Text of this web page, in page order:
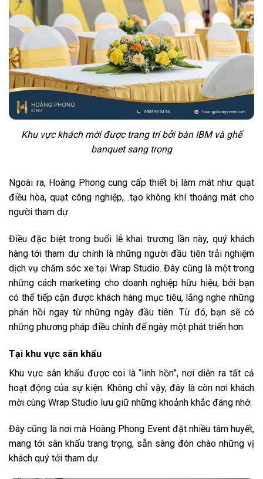
Khu vực khách mời được trang trí bởi bàn IBM và ghế
banquet sang trọng
Ngoài ra, Hoàng Phong cung cấp thiết bị làm mát như quạt
điều hòa, quạt công nghiệp,…tạo không khí thoáng mát cho
người tham dự
Điều đặc biệt trong buổi lễ khai trương lần này, quý khách
hàng tới tham dự chính là những người đầu tiên trải nghiệm
dịch vụ chăm sóc xe tại Wrap Studio. Đây cũng là một trong
những cách marketing cho doanh nghiệp hữu hiệu, bởi bạn
có thể tiếp cận được khách hàng mục tiêu, lắng nghe những
phản hồi ngay từ những ngày đầu tiên. Từ đó, bạn sẽ có
những phương pháp điều chỉnh để ngày một phát triển hơn.
Tại khu vực sân khấu
Khu vực sân khấu được coi là “linh hồn”, nơi diễn ra tất cả
hoạt động của sự kiện. Không chỉ vậy, đây là còn nơi khách
mời cùng Wrap Studio lưu giữ những khoảnh khắc đáng nhớ.
Đây cũng là nơi mà Hoàng Phong Event đặt nhiều tâm huyết,
mang tới sân khấu trang trọng, sẵn sàng đón chào những vị
khách quý tới tham dự.